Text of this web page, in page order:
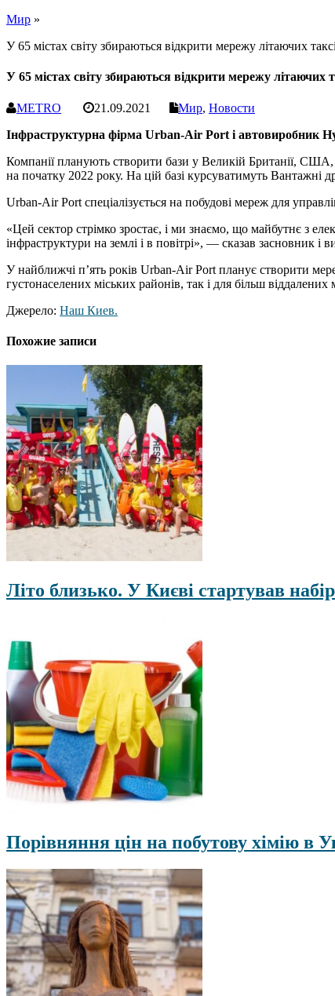
Мир »
У 65 містах світу збираються відкрити мережу літаючих таксі
У 65 містах світу збираються відкрити мережу літаючих
METRO 21.09.2021 Мир, Новости
Інфраструктурна фірма Urban-Air Port і автовиробник
Компанії планують створити бази у Великій Британії, США,
на початку 2022 року. На цій базі курсуватимуть
Urban-Air Port спеціалізується на побудові мереж для
«Цей сектор стрімко зростає, і ми знаємо, що майбутнє з
інфраструктури на землі і в повітрі», — сказав засновник і
У найближчі п’ять років Urban-Air Port планує створити
густонаселених міських районів, так і для більш віддалених
Джерело: Наш Киев.
Похожие записи
Літо близько. У Києві стартував
Порівняння цін на побутову хімію в